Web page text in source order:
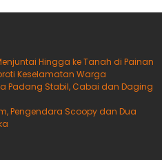
Hingga ke Tanah di Painan
Keselamatan Warga
Padang Stabil, Cabai dan Daging
Pengendara Scoopy dan Dua